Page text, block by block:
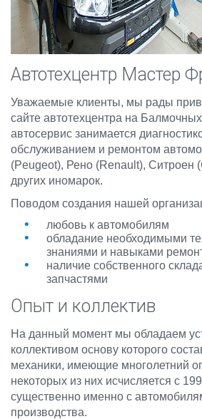
Автотехцентр Мастер
Уважаемые клиенты, мы рады
сайте автотехцентра на
автосервис занимается
обслуживанием и ремонтом
(Peugeot), Рено (Renault), Ситроен
других иномарок.
Поводом создания нашей
любовь к автомобилям
обладание необходимыми
знаниями и навыками
наличие собственного
запчастями
Опыт и коллектив
На данный момент мы обладаем
коллективом основу которого
механики, имеющие многолетний
некоторых из них исчисляется с
существенно именно с
производства.